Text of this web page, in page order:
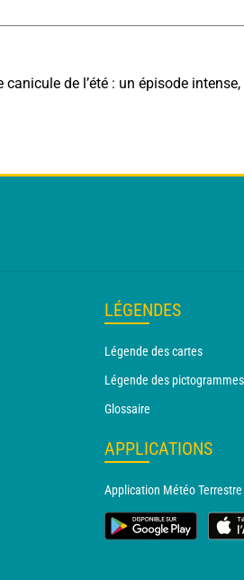
LÉGENDES
Légende des cartes
Légende des pictogrammes
Glossaire
APPLICATIONS
Application Météo Terrestre